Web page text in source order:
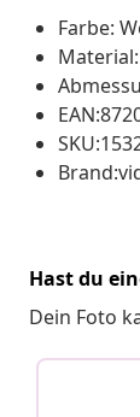
Farbe:
Hast du
Dein Foto